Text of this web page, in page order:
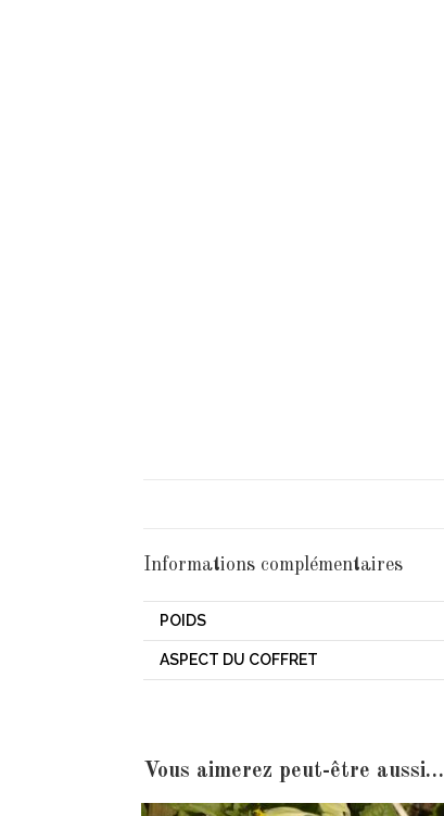
Informations complémentaires
POIDS
ASPECT DU COFFRET
Vous aimerez peut-être aussi…